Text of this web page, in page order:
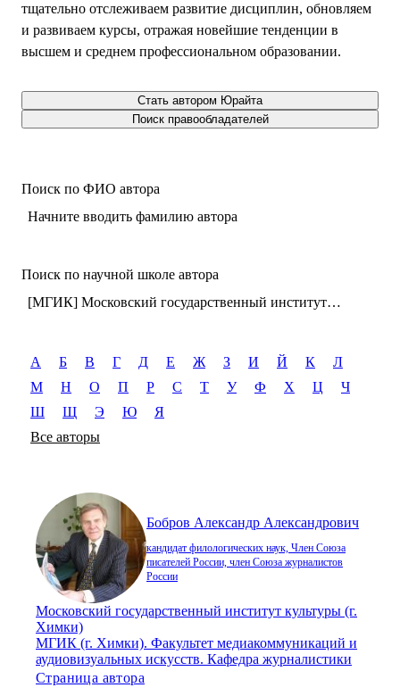
тщательно отслеживаем развитие дисциплин, обновляем
и развиваем курсы, отражая новейшие тенденции в
высшем и среднем профессиональном образовании.
Стать автором Юрайта
Поиск правообладателей
Поиск по ФИО автора
Начните вводить фамилию автора
Поиск по научной школе автора
[МГИК] Московский государственный институт культуры (г. Химки)
А Б В Г Д Е Ж З И Й К
Л
М
Н О П Р С Т У Ф Х Ц
Ч
Ш
Щ Э Ю
Я
Все авторы
Бобров Александр Александрович
кандидат филологических наук, Член Союза
писателей России, член Союза журналистов
России
Московский государственный институт культуры (г.
Химки)
МГИК (г. Химки). Факультет медиакоммуникаций и
аудиовизуальных искусств. Кафедра журналистики
Страница автора